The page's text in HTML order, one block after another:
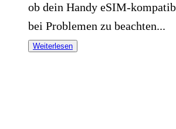
ob dein Handy eSIM-
bei Problemen zu beachten...
Weiterlesen